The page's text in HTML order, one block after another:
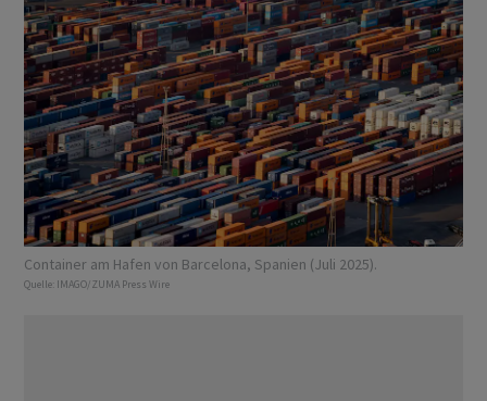
Container am Hafen von Barcelona, Spanien (Juli 2025).
Quelle: IMAGO/ZUMA Press Wire